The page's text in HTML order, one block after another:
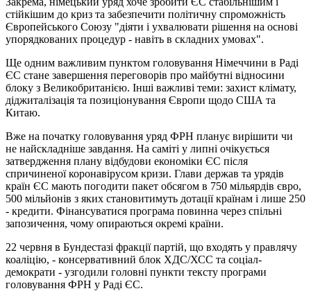
стійкішим до криз та забезпечити політичну спроможність
Європейського Союзу "діяти і ухвалювати рішення на основі
упорядкованих процедур - навіть в складних умовах".
Ще одним важливим пунктом головування Німеччини в Раді
ЄС стане завершення переговорів про майбутні відносини
блоку з Великобританією. Інші важливі теми: захист клімату,
діджиталізація та позиціонування Європи щодо США та
Китаю.
Вже на початку головування уряд ФРН планує вирішити чи
не найскладніше завдання. На саміті у липні очікується
затвердження плану відбудови економіки ЄС після
спричиненої коронавірусом кризи. Глави держав та урядів
країн ЄС мають погодити пакет обсягом в 750 мільярдів євро,
500 мільйонів з яких становитимуть дотації країнам і лише 250
- кредити. Фінансуватися програма повинна через спільні
запозичення, чому опираються окремі країни.
22 червня в Бундестазі фракції партій, що входять у правлячу
коаліцію, - консервативний блок ХДС/ХСС та соціал-
демократи - узгодили головні пункти тексту програми
головування ФРН у Раді ЄС.